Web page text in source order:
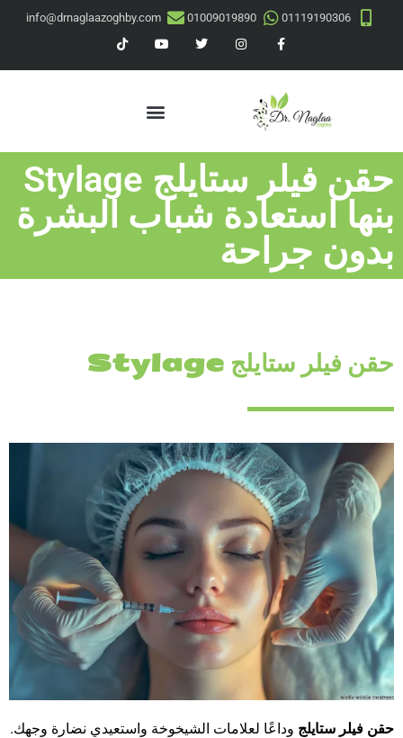
01119190306
01009019890
info@drnaglaazoghby.com
حقن فيلر ستايلج Stylage
بنها استعادة شباب البشرة
بدون جراحة
حقن فيلر ستايلج Stylage
حقن فيلر ستايلج وداعًا لعلامات الشيخوخة واستعيدي نضارة وجهك.